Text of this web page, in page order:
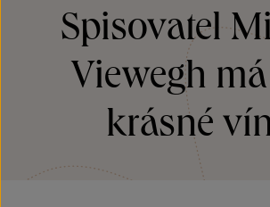
Spisovatel
Viewegh
krásné